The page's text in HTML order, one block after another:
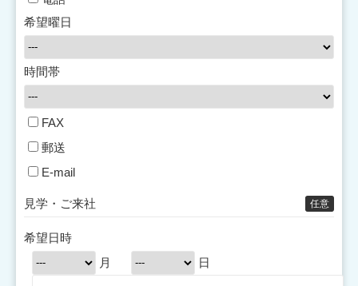
希望曜日
時間帯
FAX
郵送
E-mail
見学・ご来社 任意
希望日時
月
日